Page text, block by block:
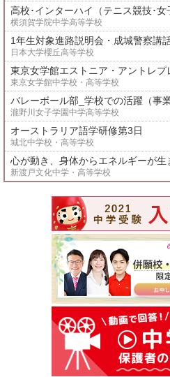
高校･インターハイ（テニス競技･女
横須賀学院中学高等学校
1年生対象進路説明会・成城警察講
日本大学櫻丘高等学校
東京女学館中学校・高等学校
バレーボール部_学校での活躍（事
瀧野川女子学園中学高等学校
オーストラリア語学研修第3日
城北中学校・高等学校
新渡戸文化中学・高等学校